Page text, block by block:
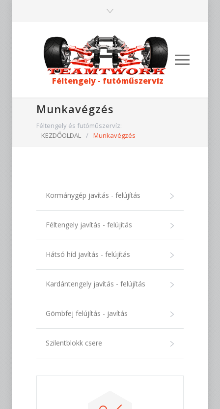
Féltengely - futóműszervíz
Munkavégzés
Féltengely és futóműszervíz:
KEZDŐOLDAL / Munkavégzés
Kormánygép javítás - felújítás
Féltengely javítás - felújítás
Hátsó híd javítás - felújítás
Kardántengely javítás - felújítás
Gömbfej felújítás - javítás
Szilentblokk csere